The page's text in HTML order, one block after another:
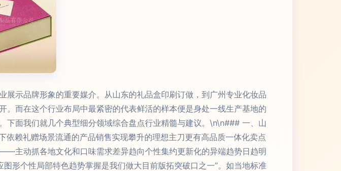
示品牌形象的重要媒介。从山东的礼品盒印刷订做，到广州专业化妆品
而在这个行业布局中最紧密的代表鲜活的样本便是身处一线生产基地的
下面我们就几个典型细分领域综合盘点行业精髓与建议。\n\n### 一、山
赖礼赠场景流通的产品销售实现攀升的理想主刀更有高品质一体化卖点
主动抓各地文化和口味需求差异趋向个性集约更新化的异端趋势日趋明
形个性局部特色趋势掌握是我们做大目前版拓突破口之一”。如当地标准